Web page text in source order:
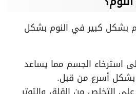
بشكل كبير في النوم بشكل
استرخاء الجسم مما يساعد
بشكل أسرع من قبل.